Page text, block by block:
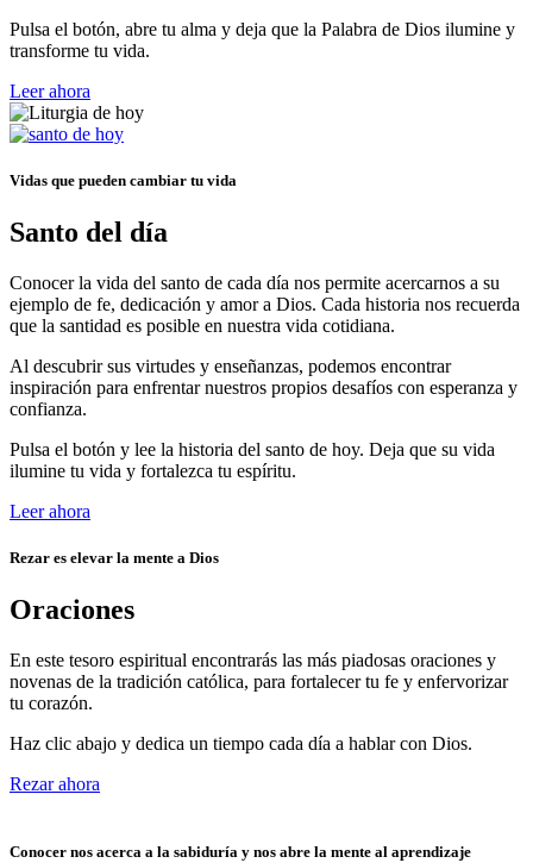
Pulsa el botón, abre tu alma y deja que la Palabra de Dios ilumine y
transforme tu vida.
Leer ahora
Vidas que pueden cambiar tu vida
Santo del día
Conocer la vida del santo de cada día nos permite acercarnos a su
ejemplo de fe, dedicación y amor a Dios. Cada historia nos recuerda
que la santidad es posible en nuestra vida cotidiana.
Al descubrir sus virtudes y enseñanzas, podemos encontrar
inspiración para enfrentar nuestros propios desafíos con esperanza y
confianza.
Pulsa el botón y lee la historia del santo de hoy. Deja que su vida
ilumine tu vida y fortalezca tu espíritu.
Leer ahora
Rezar es elevar la mente a Dios
Oraciones
En este tesoro espiritual encontrarás las más piadosas oraciones y
novenas de la tradición católica, para fortalecer tu fe y enfervorizar
tu corazón.
Haz clic abajo y dedica un tiempo cada día a hablar con Dios.
Rezar ahora
Conocer nos acerca a la sabiduría y nos abre la mente al aprendizaje